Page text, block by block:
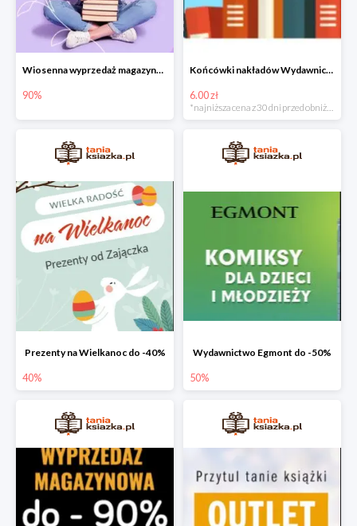
Wiosenna wyprzedaż magazynowa do -90%
90%
Końcówki nakładów Wydawnictwa Kobiecego od 6zł do 15zł
6.00 zł
*najniższa cena z 30 dni przed obniżką
Prezenty na Wielkanoc do -40%
40%
Wydawnictwo Egmont do -50%
50%